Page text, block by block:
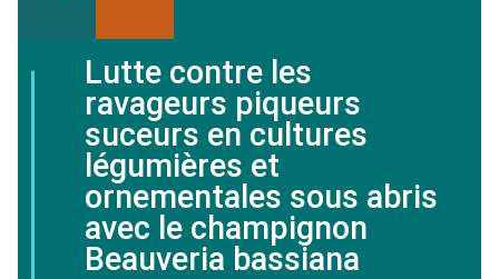
Lutte contre les
ravageurs piqueurs
suceurs en cultures
légumières et
ornementales sous abris
avec le champignon
Beauveria bassiana